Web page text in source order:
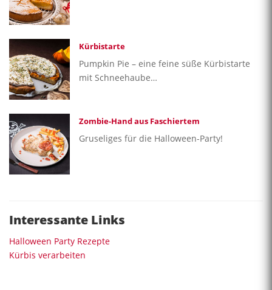
Kürbistarte
Pumpkin Pie – eine feine süße Kürbistarte
mit Schneehaube…
Zombie-Hand aus Faschiertem
Gruseliges für die Halloween-Party!
Interessante Links
Halloween Party Rezepte
Kürbis verarbeiten